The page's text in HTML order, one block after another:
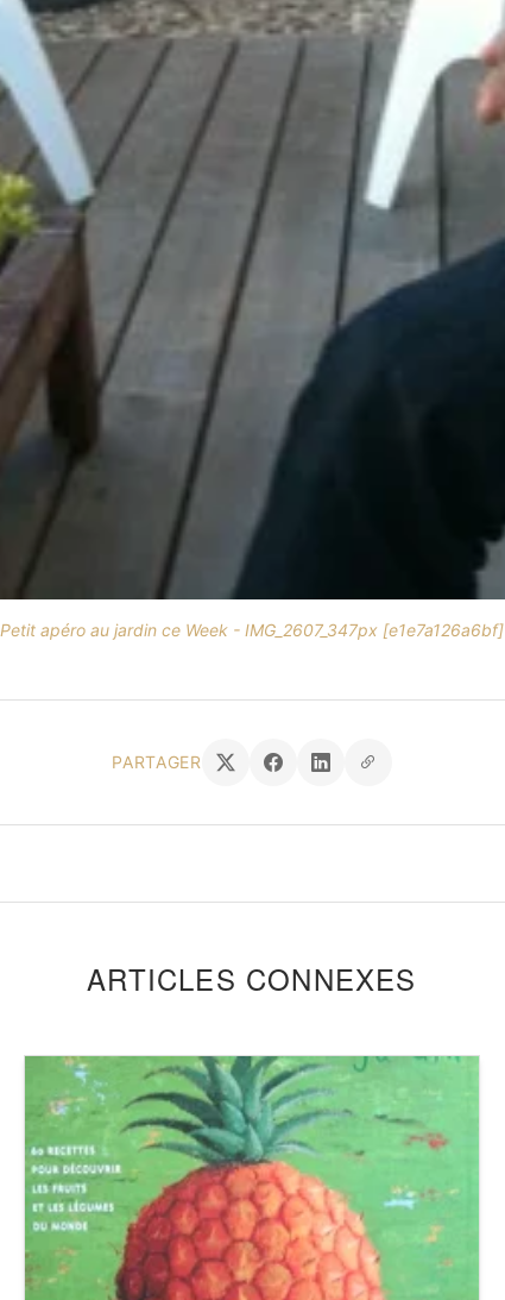
Petit apéro au jardin ce Week - IMG_2607_347px [e1e7a126a6bf]
PARTAGER
ARTICLES CONNEXES